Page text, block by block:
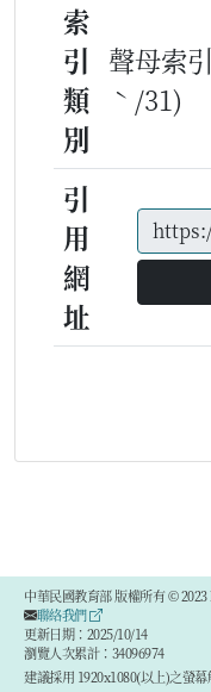
索
引
類
別
聲母索
ˋ/31)
引
用
網
址
中華民國教育部 版權所有 ©
聯絡我們
更新日期：2025/10/14
瀏覽人次累計：34096974
建議採用 1920x1080(以上)之螢